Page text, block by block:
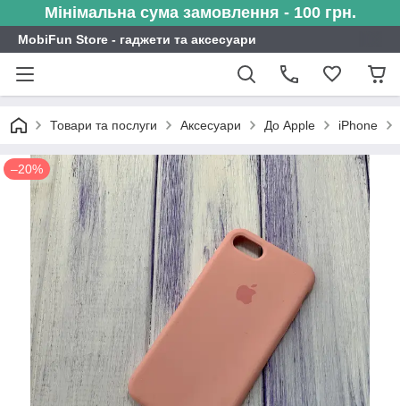
Мінімальна сума замовлення - 100 грн.
MobiFun Store - гаджети та аксесуари
Товари та послуги Аксесуари До Apple iPhone
–20%